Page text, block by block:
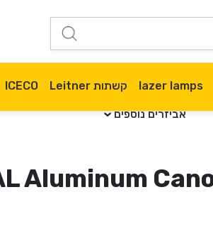
lazer lamps קשתות Leitner ICECO
אביזרים נוספים